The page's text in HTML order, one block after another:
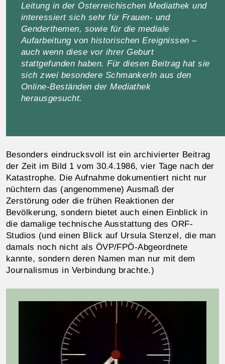
Leitung in der Österreichischen Mediathek und
interessiert sich sehr für Frauen- und
Genderthemen, sowie für die mediale
Aufarbeitung von historischen Ereignissen –
auch wenn diese vor ihrer Geburt
stattgefunden haben. Für diesen Beitrag hat sie
sich zwei besondere Schmankerln aus den
Online-Beständen der Mediathek
herausgesucht.
Besonders eindrucksvoll ist ein archivierter Beitrag
der Zeit im Bild 1 vom 30.4.1986, vier Tage nach der
Katastrophe. Die Aufnahme dokumentiert nicht nur
nüchtern das (angenommene) Ausmaß der
Zerstörung oder die frühen Reaktionen der
Bevölkerung, sondern bietet auch einen Einblick in
die damalige technische Ausstattung des ORF-
Studios (und einen Blick auf Ursula Stenzel, die man
damals noch nicht als ÖVP/FPÖ-Abgeordnete
kannte, sondern deren Namen man nur mit dem
Journalismus in Verbindung brachte.)